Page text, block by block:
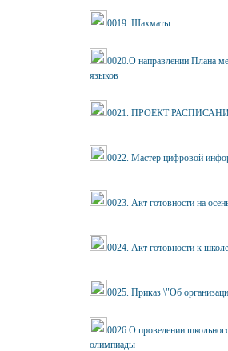
0019. Шахматы
0020.О направлении Плана
языков
0021. ПРОЕКТ
0022. Мастер цифровой
0023. Акт готовности на
0024. Акт готовности к школе
0025. Приказ \"Об
0026.О проведении
олимпиады